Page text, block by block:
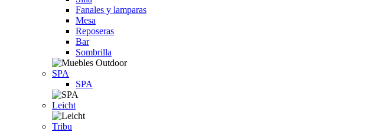
Fanales y lamparas
Mesa
Reposeras
Bar
Sombrilla
SPA
SPA
Leicht
Tribu